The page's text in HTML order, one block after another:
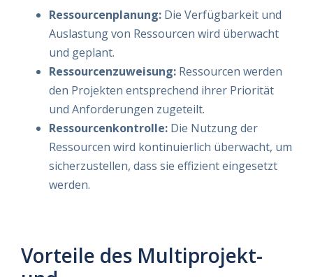
Ressourcenplanung: Die Verfügbarkeit und
Auslastung von Ressourcen wird überwacht
und geplant.
Ressourcenzuweisung: Ressourcen werden
den Projekten entsprechend ihrer Priorität
und Anforderungen zugeteilt.
Ressourcenkontrolle: Die Nutzung der
Ressourcen wird kontinuierlich überwacht, um
sicherzustellen, dass sie effizient eingesetzt
werden.
Vorteile des Multiprojekt-